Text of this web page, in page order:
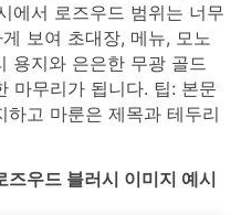
에서 로즈우드 범위는 너무
보여 초대장, 메뉴, 모노
용지와 은은한 무광 골드
마무리가 됩니다. 팁: 본문
고 마룬은 제목과 테두리
우드 블러시 이미지 예시